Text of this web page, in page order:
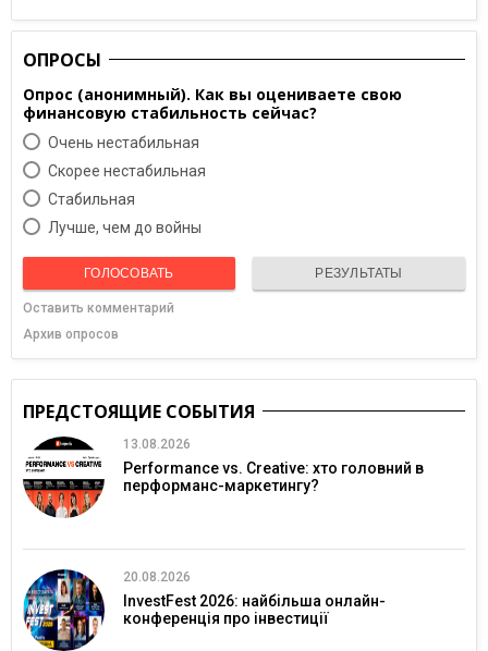
ОПРОСЫ
Опрос (анонимный). Как вы оцениваете свою
финансовую стабильность сейчас?
Очень нестабильная
Скорее нестабильная
Cтабильная
Лучше, чем до войны
ГОЛОСОВАТЬ РЕЗУЛЬТАТЫ
Оставить комментарий
Архив опросов
ПРЕДСТОЯЩИЕ СОБЫТИЯ
13.08.2026
Performance vs. Creative: хто головний в
перформанс-маркетингу?
20.08.2026
InvestFest 2026: найбільша онлайн-
конференція про інвестиції